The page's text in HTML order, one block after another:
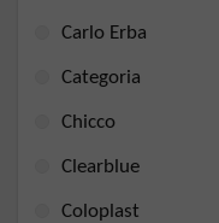
Carlo Erba
Categoria
Chicco
Clearblue
Coloplast